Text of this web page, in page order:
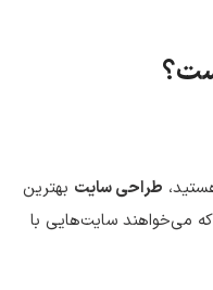
طراحی سایت بهترین
که می‌خواهند سایت‌هایی با